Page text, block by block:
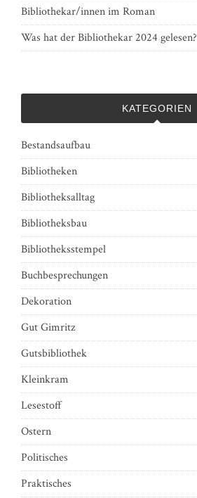
Bibliothekar/innen im Roman
Was hat der Bibliothekar 2024 gelesen?
KATEGORIEN
Bestandsaufbau
Bibliotheken
Bibliotheksalltag
Bibliotheksbau
Bibliotheksstempel
Buchbesprechungen
Dekoration
Gut Gimritz
Gutsbibliothek
Kleinkram
Lesestoff
Ostern
Politisches
Praktisches